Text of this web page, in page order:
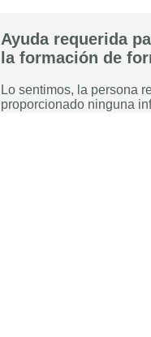
Ayuda requerida
la formación de
Lo sentimos, la persona
proporcionado ninguna